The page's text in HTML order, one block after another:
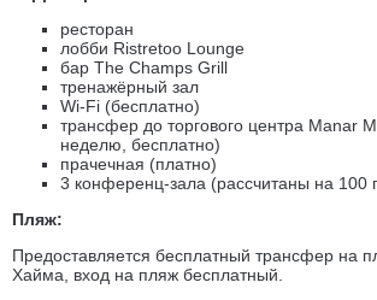
ресторан
лобби Ristretoo Lounge
бар The Champs Grill
тренажёрный зал
Wi-Fi (бесплатно)
трансфер до торгового центра Manar
неделю, бесплатно)
прачечная (платно)
3 конференц-зала (рассчитаны на 100
Пляж:
Предоставляется бесплатный трансфер на
Хайма, вход на пляж бесплатный.